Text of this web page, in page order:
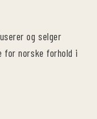
og selger
for norske forhold i